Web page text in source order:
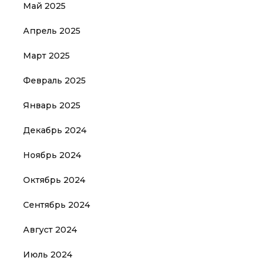
Май 2025
Апрель 2025
Март 2025
Февраль 2025
Январь 2025
Декабрь 2024
Ноябрь 2024
Октябрь 2024
Сентябрь 2024
Август 2024
Июль 2024